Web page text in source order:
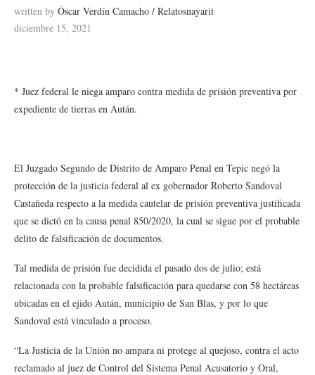
written by Óscar Verdín Camacho / Relatosnayarit
diciembre 15, 2021
* Juez federal le niega amparo contra medida de prisión preventiva por
expediente de tierras en Aután.
El Juzgado Segundo de Distrito de Amparo Penal en Tepic negó la
protección de la justicia federal al ex gobernador Roberto Sandoval
Castañeda respecto a la medida cautelar de prisión preventiva justificada
que se dictó en la causa penal 850/2020, la cual se sigue por el probable
delito de falsificación de documentos.
Tal medida de prisión fue decidida el pasado dos de julio; está
relacionada con la probable falsificación para quedarse con 58 hectáreas
ubicadas en el ejido Aután, municipio de San Blas, y por lo que
Sandoval está vinculado a proceso.
“La Justicia de la Unión no ampara ni protege al quejoso, contra el acto
reclamado al juez de Control del Sistema Penal Acusatorio y Oral,